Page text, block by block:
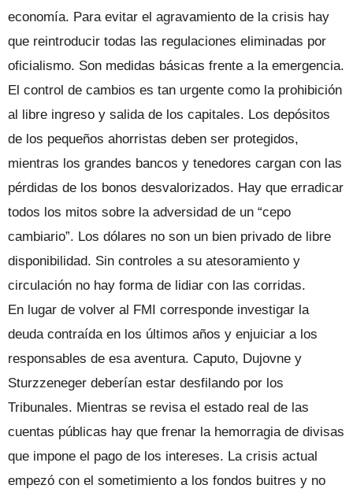
economía. Para evitar el agravamiento de la crisis hay
que reintroducir todas las regulaciones eliminadas por
oficialismo. Son medidas básicas frente a la emergencia.
El control de cambios es tan urgente como la prohibición
al libre ingreso y salida de los capitales. Los depósitos
de los pequeños ahorristas deben ser protegidos,
mientras los grandes bancos y tenedores cargan con las
pérdidas de los bonos desvalorizados. Hay que erradicar
todos los mitos sobre la adversidad de un “cepo
cambiario”. Los dólares no son un bien privado de libre
disponibilidad. Sin controles a su atesoramiento y
circulación no hay forma de lidiar con las corridas.
En lugar de volver al FMI corresponde investigar la
deuda contraída en los últimos años y enjuiciar a los
responsables de esa aventura. Caputo, Dujovne y
Sturzzeneger deberían estar desfilando por los
Tribunales. Mientras se revisa el estado real de las
cuentas públicas hay que frenar la hemorragia de divisas
que impone el pago de los intereses. La crisis actual
empezó con el sometimiento a los fondos buitres y no